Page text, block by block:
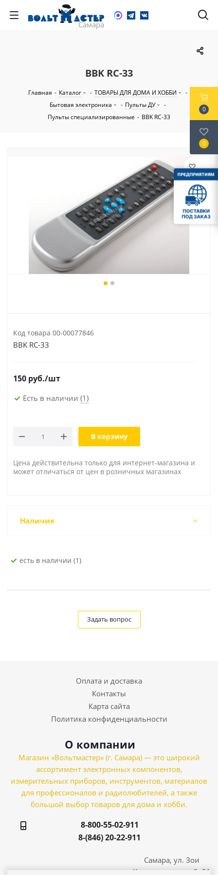
BBK RC-33
Главная - Каталог - ТОВАРЫ ДЛЯ ДОМА И ХОББИ
-
Бытовая электроника
- Пульты ДУ
-
Пульты специализированные - BBK RC-33
Код товара 00-00077846
BBK RC-33
150 руб./шт
Есть в наличии (1)
В корзину
Цена действительна только для интернет-магазина и
может отличаться от цен в розничных магазинах
Наличие
Есть в наличии (1)
Задать вопрос
Оплата и доставка
Контакты
Карта сайта
Политика конфиденциальности
О компании
Магазин «Вольтмастер» (г. Самара) — это широкий
ассортимент электронных компонентов,
измерительных приборов, инструментов, материалов
для профессионалов и радиолюбителей, а также
большой выбор товаров для дома и хобби.
8-800-55-02-911
8-(846) 20-22-911
Самара, ул. Зои
Космодемьянской, 21
0
0